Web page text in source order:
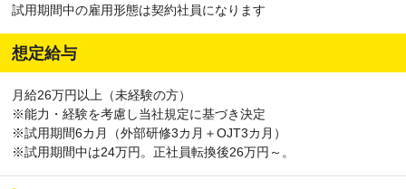
試用期間中の雇用形態は契約社員になります
想定給与
月給26万円以上（未経験の方）
※能力・経験を考慮し当社規定に基づき決定
※試用期間6カ月（外部研修3カ月＋OJT3カ月）
※試用期間中は24万円。正社員転換後26万円～。